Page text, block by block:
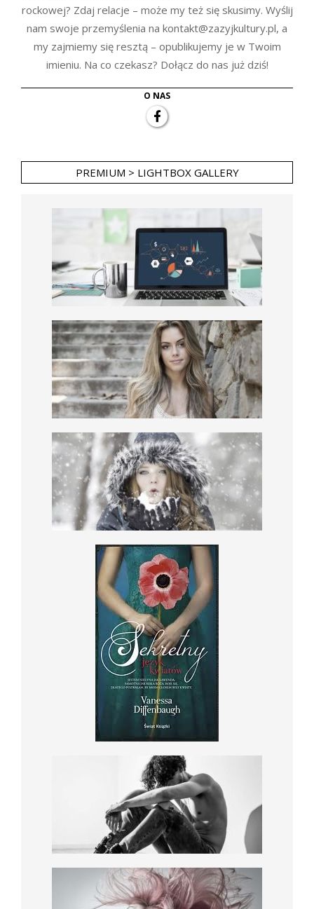
rockowej? Zdaj relacje – może my też się skusimy. Wyślij
nam swoje przemyślenia na kontakt@zazyjkultury.pl, a
my zajmiemy się resztą – opublikujemy je w Twoim
imieniu. Na co czekasz? Dołącz do nas już dziś!
O NAS
PREMIUM > LIGHTBOX GALLERY